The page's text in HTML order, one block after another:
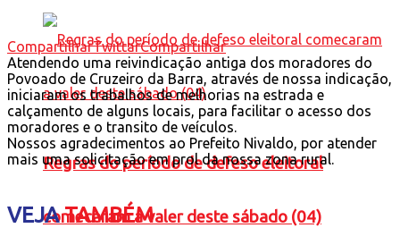
Regras do período de defeso eleitoral
comecaram a valer deste sábado (04)
CompartilharTwittarCompartilhar
Atendendo uma reivindicação antiga dos moradores do
Povoado de Cruzeiro da Barra, através de nossa indicação,
iniciaram os trabalhos de melhorias na estrada e
calçamento de alguns locais, para facilitar o acesso dos
moradores e o transito de veículos.
Nossos agradecimentos ao Prefeito Nivaldo, por atender
mais uma solicitação em prol da nossa zona rural.
VEJATAMBÉM